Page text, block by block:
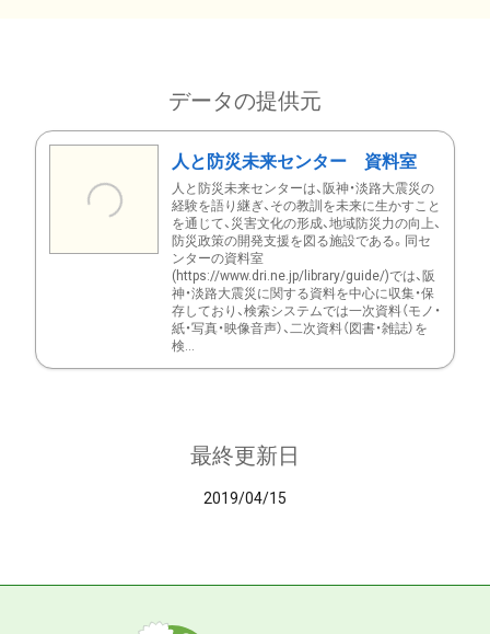
データの提供元
人と防災未来センター 資料室
人と防災未来センターは、阪神・淡路大震災の
経験を語り継ぎ、その教訓を未来に生かすこと
を通じて、災害文化の形成、地域防災力の向上、
防災政策の開発支援を図る施設である。同セ
ンターの資料室
(https://www.dri.ne.jp/library/guide/)では、阪
神・淡路大震災に関する資料を中心に収集・保
存しており、検索システムでは一次資料（モノ・
紙・写真・映像音声）、二次資料（図書・雑誌）を
検...
最終更新日
2019/04/15